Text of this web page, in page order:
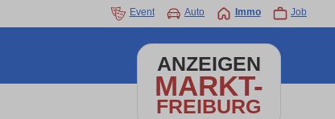
Event Auto Immo Job
ANZEIGEN
MARKT-
FREIBURG